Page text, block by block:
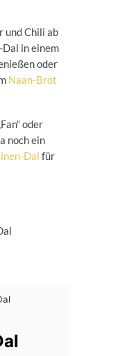
und Chili ab
in einem
oder
Naan-Brot
oder
noch ein
Dal für